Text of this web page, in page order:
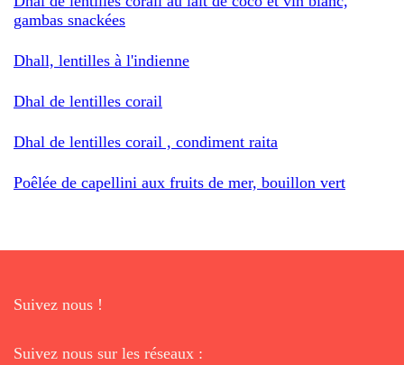
gambas snackées
Dhall, lentilles à l'indienne
Dhal de lentilles corail
Dhal de lentilles corail , condiment raita
Poêlée de capellini aux fruits de mer, bouillon vert
Suivez nous !
Suivez nous sur les réseaux :